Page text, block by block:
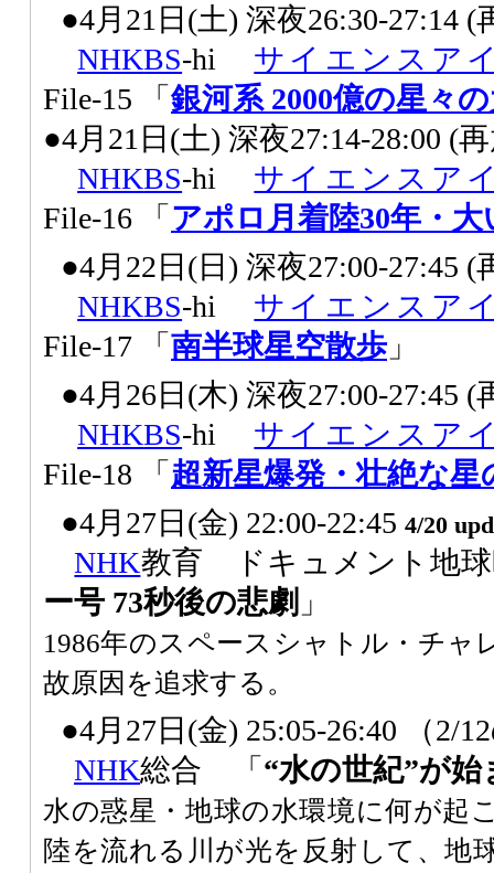
●4月21日(土) 深夜26:30-27:14
NHKBS-hi サイエンスア
File-15 「 銀河系 2000億の星々
●4月21日(土) 深夜27:14-28:00 (
NHKBS-hi サイエンスア
File-16 「 アポロ月着陸30年・
●4月22日(日) 深夜27:00-27:45
NHKBS-hi サイエンスア
File-17 「 南半球星空散歩 」
●4月26日(木) 深夜27:00-27:45
NHKBS-hi サイエンスア
File-18 「 超新星爆発・壮絶な星
●4月27日(金) 22:00-22:45 4/20
NHK教育 ドキュメント地球
ー号 73秒後の悲劇 」
1986年のスペースシャトル・チャ
故原因を追求する。
●4月27日(金) 25:05-26:40 （2/
NHK総合 「 “水の世紀”が始
水の惑星・地球の水環境に何が
陸を流れる川が光を反射して、地